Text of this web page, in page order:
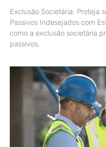
Exclusão Societária: Proteja
Passivos Indesejados com
como a exclusão societária
passivos,